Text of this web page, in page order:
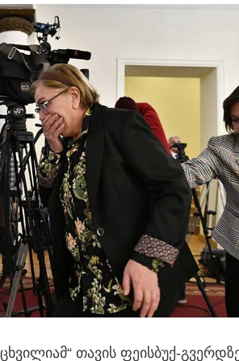
08-2026
ჯოლის ძმა
დაშორდა და
რომ გეია -
გიჟურად
დისნეის
08-2026
ღრმად
რუსეთის
საქართველოს
- აშშ-ის
თა­ვის ფე­ის­ბუქ-